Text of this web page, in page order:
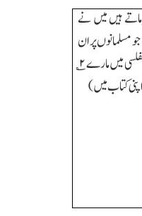
ہیں میں نے
مسلمانوں پر ان
میں مارے۲؎
کتاب میں)